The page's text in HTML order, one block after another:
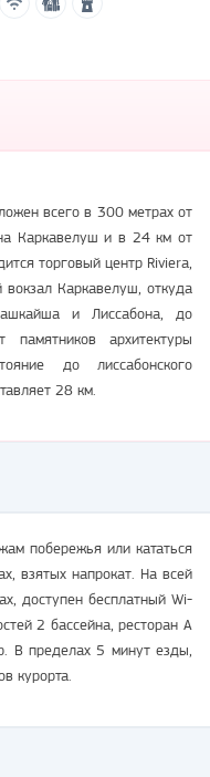
всего в 300 метрах от
Каркавелуш и в 24 км от
торговый центр Riviera,
Каркавелуш, откуда
и Лиссабона, до
архитектуры
до лиссабонского
28 км.
побережья или кататься
взятых напрокат. На всей
доступен бесплатный Wi-
2 бассейна, ресторан A
В пределах 5 минут езды,
курорта.